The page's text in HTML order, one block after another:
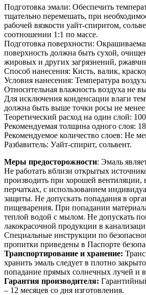
Подготовка эмали: Обеспечить
тщательно перемешать, при
рабочей вязкости уайт-спиритом,
соотношении 1:1 по массе.
Подготовка поверхности:
поверхность должна быть сухой,
жировых и других загрязнений,
Способ нанесения: Кисть, валик,
Условия нанесения: Температура
Относительная влажность воздуха не
Для исключения конденсации влаги
должна быть выше точки росы не
Теоретический расход на один слой:
Рекомендуемая толщина одного слоя:
Рекомендуемое количество слоев: Не
Разбавитель: Уайт-спирит, сольвент.
Меры предосторожности: Эмаль
Не работать вблизи открытых
производить при хорошей вентиляции,
перчатках, с использованием
защиты. Не допускать попадания в
пищеварения. При попадании
теплой водой с мылом. Не допускать
лакокрасочной продукции в
Специальные инструкции по
пропитки приведены в Паспорте
Транспортирование и хранение:
хранить эмаль следует в плотно
попадание прямых солнечных лучей и
Гарантия производителя:
– 12 месяцев со дня изготовления.